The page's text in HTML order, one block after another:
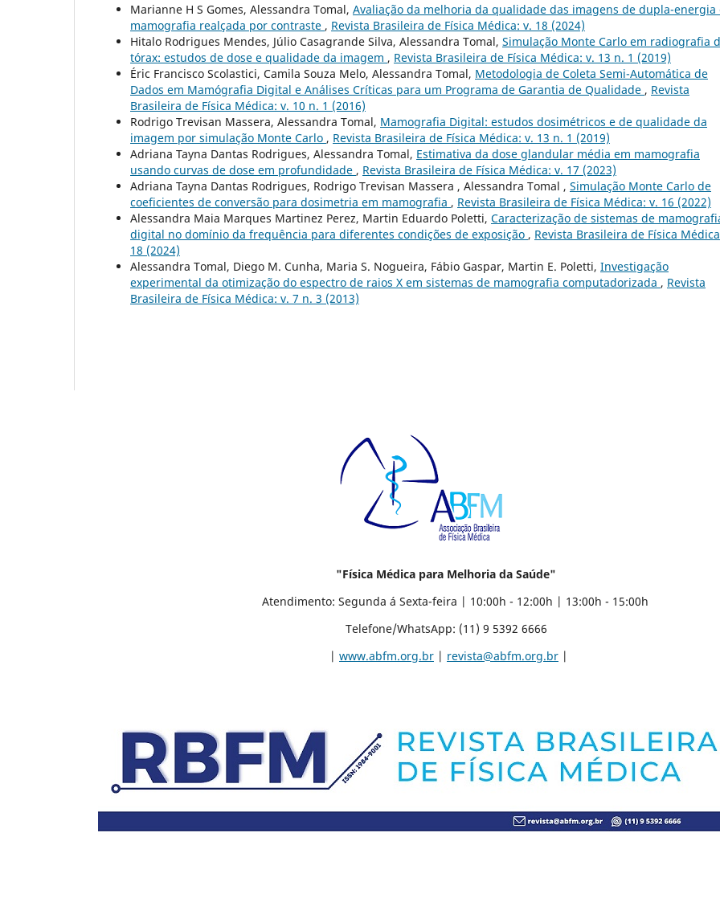
Marianne H S Gomes, Alessandra Tomal, Avaliação da melhoria da qualidade das imagens de dupla-energia
mamografia realçada por contraste , Revista Brasileira de Física Médica: v. 18 (2024)
Hitalo Rodrigues Mendes, Júlio Casagrande Silva, Alessandra Tomal, Simulação Monte Carlo em radiografia
tórax: estudos de dose e qualidade da imagem , Revista Brasileira de Física Médica: v. 13 n. 1 (2019)
Éric Francisco Scolastici, Camila Souza Melo, Alessandra Tomal, Metodologia de Coleta Semi-Automática de
Dados em Mamógrafia Digital e Análises Críticas para um Programa de Garantia de Qualidade , Revista
Brasileira de Física Médica: v. 10 n. 1 (2016)
Rodrigo Trevisan Massera, Alessandra Tomal, Mamografia Digital: estudos dosimétricos e de qualidade da
imagem por simulação Monte Carlo , Revista Brasileira de Física Médica: v. 13 n. 1 (2019)
Adriana Tayna Dantas Rodrigues, Alessandra Tomal, Estimativa da dose glandular média em mamografia
usando curvas de dose em profundidade , Revista Brasileira de Física Médica: v. 17 (2023)
Adriana Tayna Dantas Rodrigues, Rodrigo Trevisan Massera , Alessandra Tomal , Simulação Monte Carlo de
coeficientes de conversão para dosimetria em mamografia , Revista Brasileira de Física Médica: v. 16 (2022)
Alessandra Maia Marques Martinez Perez, Martin Eduardo Poletti, Caracterização de sistemas de
digital no domínio da frequência para diferentes condições de exposição , Revista Brasileira de Física
18 (2024)
Alessandra Tomal, Diego M. Cunha, Maria S. Nogueira, Fábio Gaspar, Martin E. Poletti, Investigação
experimental da otimização do espectro de raios X em sistemas de mamografia computadorizada , Revista
Brasileira de Física Médica: v. 7 n. 3 (2013)
"Física Médica para Melhoria da Saúde"
Atendimento: Segunda á Sexta-feira | 10:00h - 12:00h | 13:00h - 15:00h
Telefone/WhatsApp: (11) 9 5392 6666
| www.abfm.org.br | revista@abfm.org.br |